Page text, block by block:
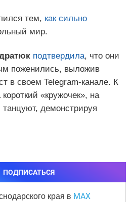
тем, как сильно
мир.
подтвердила, что они
поженились, выложив
в своем Telegram-канале. К
«кружочек», на
демонстрируя
ПОДПИСАТЬСЯ
края в MAX